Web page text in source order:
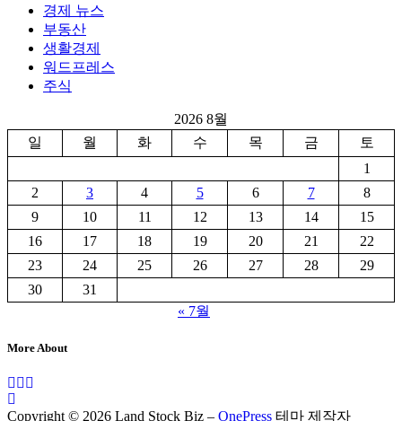
경제 뉴스
부동산
생활경제
워드프레스
주식
2026 8월
일
월 화 수 목 금
토
1
2
3 4 5 6 7
8
9
10 11 12 13 14
15
16
17 18 19 20 21
22
23
24 25 26 27 28
29
30
31
« 7월
More About
Copyright © 2026 Land Stock Biz – OnePress 테마 제작자